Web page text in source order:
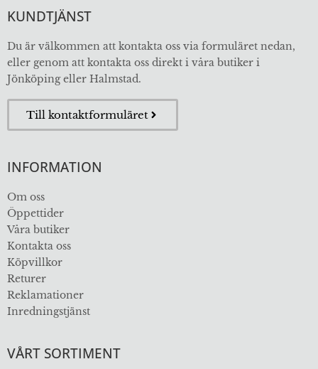
KUNDTJÄNST
Du är välkommen att kontakta oss via formuläret nedan,
eller genom att kontakta oss direkt i våra butiker i
Jönköping eller Halmstad.
Till kontaktformuläret
INFORMATION
Om oss
Öppettider
Våra butiker
Kontakta oss
Köpvillkor
Returer
Reklamationer
Inredningstjänst
VÅRT SORTIMENT